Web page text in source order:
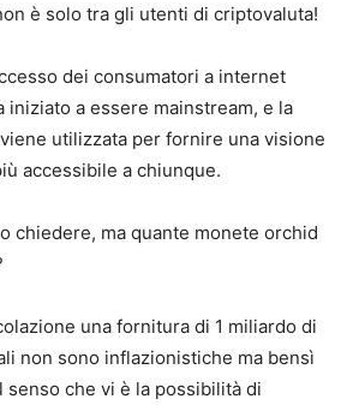
è solo tra gli utenti di criptovaluta!
dei consumatori a internet
iniziato a essere mainstream, e la
utilizzata per fornire una visione
accessibile a chiunque.
chiedere, ma quante monete orchid
una fornitura di 1 miliardo di
non sono inflazionistiche ma bensì
che vi è la possibilità di